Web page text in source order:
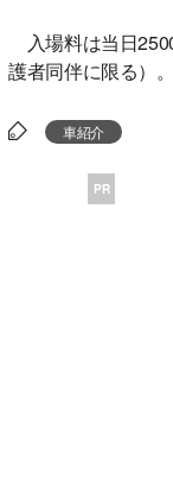
入場料は当日
護者同伴に限る）。
車紹介
PR